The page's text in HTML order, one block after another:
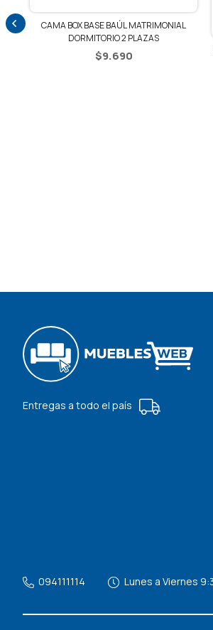
CAMA BOX BASE BAÚL MATRIMONIAL
DORMITORIO 2 PLAZAS
$9.690
Entregas a todo el país
094111114 Lunes a Viernes